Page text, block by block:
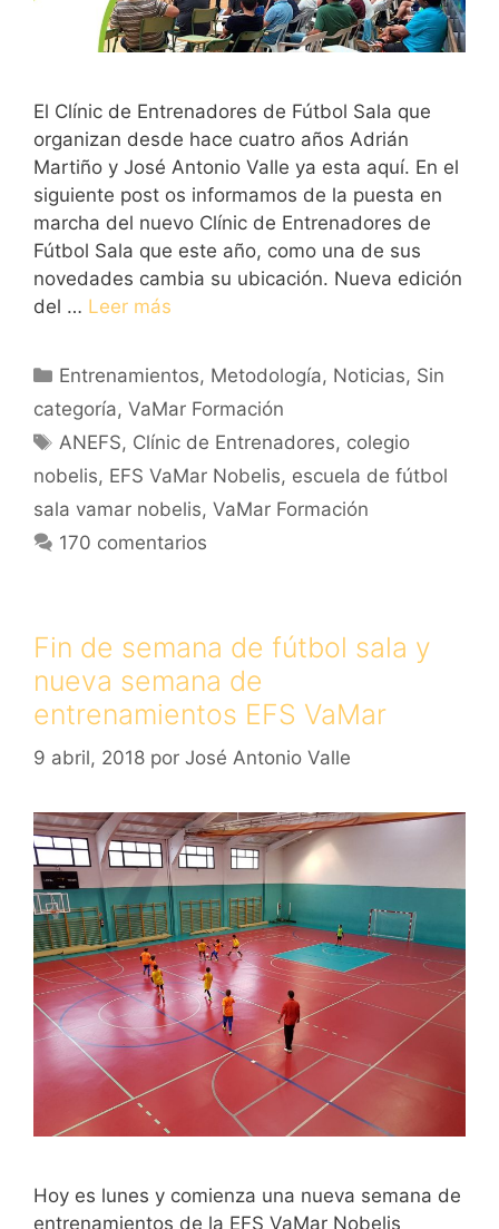
El Clínic de Entrenadores de Fútbol Sala que
organizan desde hace cuatro años Adrián
Martiño y José Antonio Valle ya esta aquí. En el
siguiente post os informamos de la puesta en
marcha del nuevo Clínic de Entrenadores de
Fútbol Sala que este año, como una de sus
novedades cambia su ubicación. Nueva edición
del … Leer más
Categorías
Entrenamientos, Metodología, Noticias, Sin
categoría, VaMar Formación
Etiquetas
ANEFS, Clínic de Entrenadores, colegio
nobelis, EFS VaMar Nobelis, escuela de fútbol
sala vamar nobelis, VaMar Formación
170 comentarios
Fin de semana de fútbol sala y
nueva semana de
entrenamientos EFS VaMar
9 abril, 2018 por José Antonio Valle
Hoy es lunes y comienza una nueva semana de
entrenamientos de la EFS VaMar Nobelis